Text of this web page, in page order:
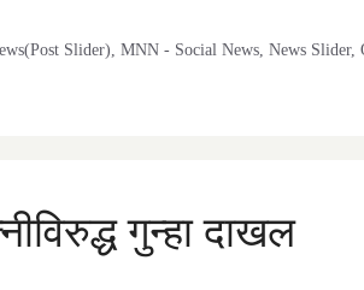
Slider) ,MNN - Social News ,News Slider,
गुन्हा दाखल